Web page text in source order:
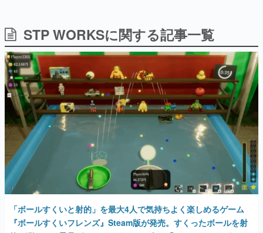
日本のコンテンツ産業やカルチャーに与えた影響を探る企
画です。
日本モバイルゲーム産業史
日本のモバイルゲーム史における主要なトピック・タイト
ルを網羅するほか、開発者へのインタビューや識者による
解説を掲載。約20年の歴史が一望できる決定版！
若ゲのいたり〜ゲームクリエイターの青春〜
『うつヌケ』『ペンと箸』等で知られるマンガ家・田中圭
一先生によるゲーム業界レポートマンガです。
なんでゲームは面白い？
ゲーム開発者・hamatsu氏がゲームの魅力を画面や操作の
具体的な形から解き明かしていく、硬派で骨太な評論連載
です。
ゲームが変えた日本語
「経験値」「裏技」「ラスボス」… ゲームにまつわる言葉
の起源や用法の変遷を、コンピューター文化史研究家・タ
イニーP氏が徹底調査。
STP WORKSに関する記事一覧
「ボールすくいと射的」を最大4人で気持ちよく楽しめるゲーム
『ボールすくいフレンズ』Steam版が発売。すくったボールを射